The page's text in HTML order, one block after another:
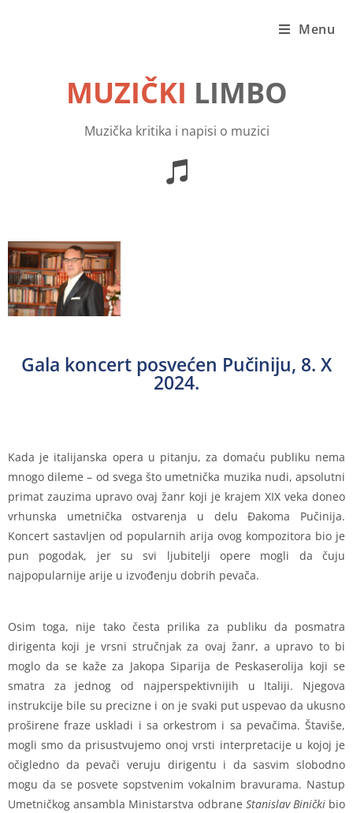
Menu
MUZIČKI LIMBO
Muzička kritika i napisi o muzici
Gala koncert posvećen Pučiniju, 8. X
2024.
Kada je italijanska opera u pitanju, za domaću publiku nema
mnogo dileme – od svega što umetnička muzika nudi, apsolutni
primat zauzima upravo ovaj žanr koji je krajem XIX veka doneo
vrhunska umetnička ostvarenja u delu Đakoma Pučinija.
Koncert sastavljen od popularnih arija ovog kompozitora bio je
pun pogodak, jer su svi ljubitelji opere mogli da čuju
najpopularnije arije u izvođenju dobrih pevača.
Osim toga, nije tako česta prilika za publiku da posmatra
dirigenta koji je vrsni stručnjak za ovaj žanr, a upravo to bi
moglo da se kaže za Jakopa Siparija de Peskaserolija koji se
smatra za jednog od najperspektivnijih u Italiji. Njegova
instrukcije bile su precizne i on je svaki put uspevao da ukusno
proširene fraze uskladi i sa orkestrom i sa pevačima. Štaviše,
mogli smo da prisustvujemo onoj vrsti interpretacije u kojoj je
očigledno da pevači veruju dirigentu i da sasvim slobodno
mogu da se posvete sopstvenim vokalnim bravurama. Nastup
Umetničkog ansambla Ministarstva odbrane Stanislav Biničkibio